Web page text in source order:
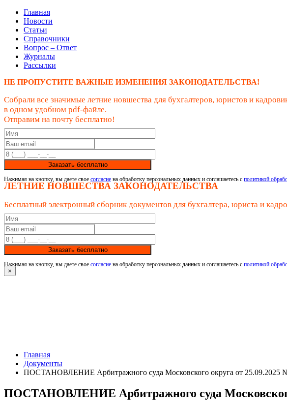
Главная
Новости
Статьи
Справочники
Вопрос – Ответ
Журналы
Рассылки
НЕ ПРОПУСТИТЕ ВАЖНЫЕ ИЗМЕНЕНИЯ ЗАКОНОДАТЕЛЬСТВА!
Собрали все значимые летние новшества для бухгалтеров, юристов и
в одном удобном pdf-файле.
Отправим на почту бесплатно!
Заказать бесплатно
Нажимая на кнопку, вы даете свое согласие на обработку персональных данных и соглашаетесь с политикой
ЛЕТНИЕ НОВШЕСТВА ЗАКОНОДАТЕЛЬСТВА
Бесплатный электронный сборник документов для бухгалтера, юриста и
Заказать бесплатно
Нажимая на кнопку, вы даете свое согласие на обработку персональных данных и соглашаетесь с политикой
×
Главная
Документы
ПОСТАНОВЛЕНИЕ Арбитражного суда Московского округа от 25.09.2025
ПОСТАНОВЛЕНИЕ Арбитражного суда Московского